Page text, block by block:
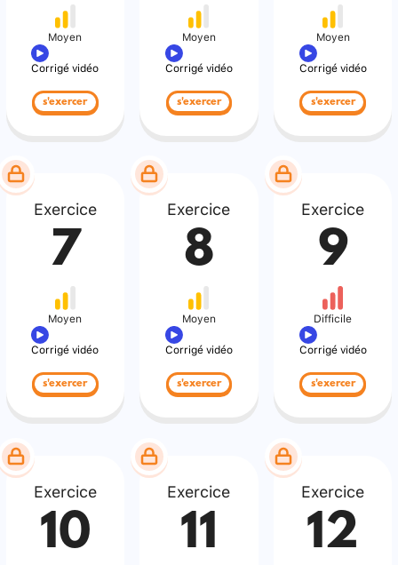
Moyen
Corrigé vidéo
s'exercer
Moyen
Corrigé vidéo
s'exercer
Moyen
Corrigé vidéo
s'exercer
Exercice
7
Moyen
Corrigé vidéo
s'exercer
Exercice
8
Moyen
Corrigé vidéo
s'exercer
Exercice
9
Difficile
Corrigé vidéo
s'exercer
Exercice
10
Exercice
11
Exercice
12